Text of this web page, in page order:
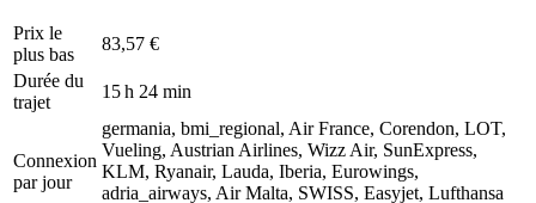
Prix ​​le
plus bas
83,57 €
Durée du
trajet
15 h 24 min
Connexion
par jour
germania, bmi_regional, Air France, Corendon, LOT,
Vueling, Austrian Airlines, Wizz Air, SunExpress,
KLM, Ryanair, Lauda, Iberia, Eurowings,
adria_airways, Air Malta, SWISS, Easyjet, Lufthansa